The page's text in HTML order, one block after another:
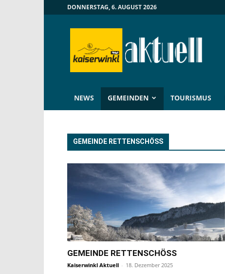
DONNERSTAG, 6. AUGUST 2026
Aktuell
NEWS GEMEINDEN TOURISMUS
GEMEINDE RETTENSCHÖSS
GEMEINDE RETTENSCHÖSS
Kaiserwinkl Aktuell - 18. Dezember 2025